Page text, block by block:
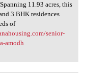
11.93 acres, this
3 BHK residences
of
senior-
amodh